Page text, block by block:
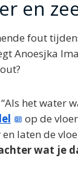
en
fout
Anoesjka
het water
op de
laten de
wat je